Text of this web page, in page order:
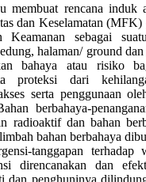
membuat rencana induk
dan Keselamatan
Keamanan sebagai
halaman/ ground
bahaya atau risiko
proteksi dari
serta penggunaan
berbahaya-
radioaktif dan bahan
bahan berbahaya
tanggapan terhadap
direncanakan dan
dan penghuninya